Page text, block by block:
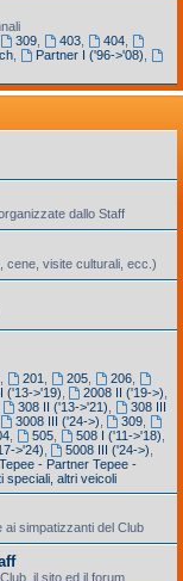
309 403, 404,
Partner I ('96->'08)
dallo Staff
cene, visite culturali, ecc.)
201 205, 206,
('13->'19) 2008 II ('19->)
308 II ('13->'21)
308 III
3008 III ('24->) 309
505, 508 I ('11->'18)
>'24) 5008 III ('24->)
- Partner Tepee -
speciali, altri veicoli
simpatizzanti del Club
il sito ed il forum